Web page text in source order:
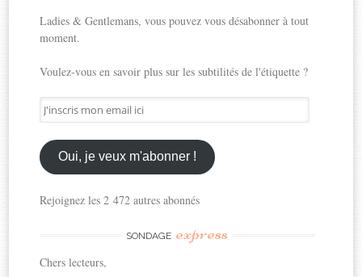
Ladies & Gentlemans, vous pouvez vous désabonner à tout
moment.
Voulez-vous en savoir plus sur les subtilités de l'étiquette ?
J'inscris
mon
email
ici
Oui, je veux m'abonner !
Rejoignez les 2 472 autres abonnés
SONDAGE express
Chers lecteurs,